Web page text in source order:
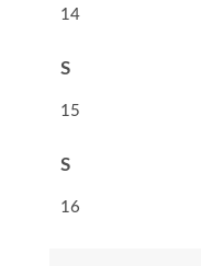
14
S
15
S
16